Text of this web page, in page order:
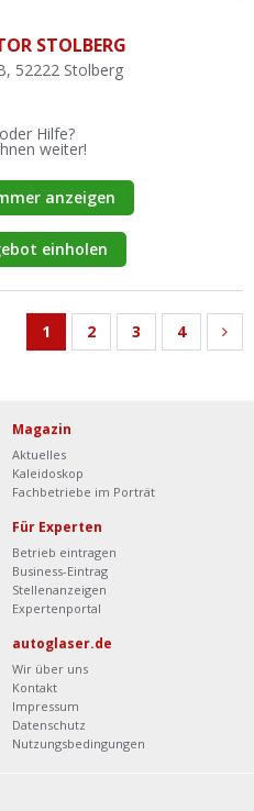
STOLBERG
52222 Stolberg
Hilfe?
weiter!
anzeigen
einholen
1 2 3 4
Magazin
Aktuelles
Kaleidoskop
Fachbetriebe im Porträt
Für Experten
Betrieb eintragen
Business-Eintrag
Stellenanzeigen
Expertenportal
autoglaser.de
Wir über uns
Kontakt
Impressum
Datenschutz
Nutzungsbedingungen